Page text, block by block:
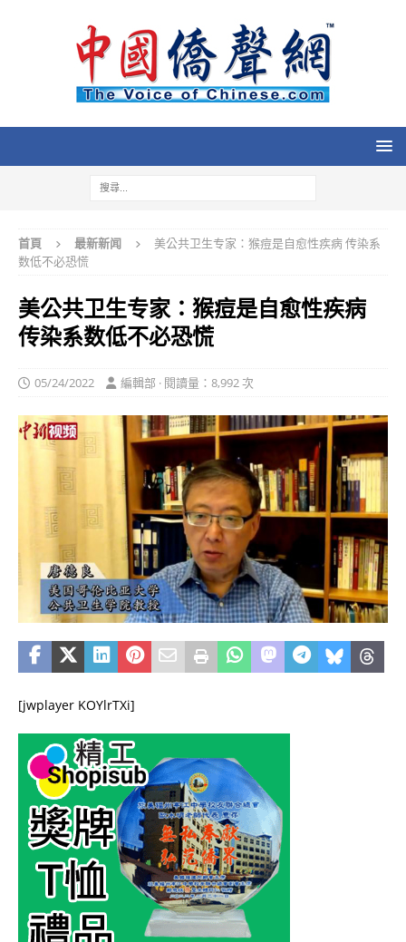
首頁 最新新闻
美公共卫生专家：猴痘是自愈性疾病 传染系
数低不必恐慌
美公共卫生专家：猴痘是自愈性疾病
传染系数低不必恐慌
05/24/2022 編輯部 · 閱讀量：8,992 次
[jwplayer KOYlrTXi]